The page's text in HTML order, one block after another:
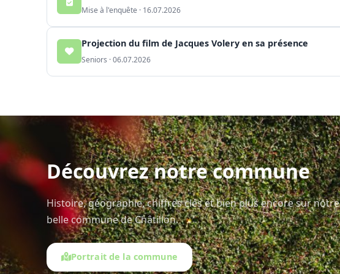
Mise à l'enquête · 16.07.2026
Projection du film de Jacques Volery en sa présence
Seniors · 06.07.2026
Découvrez notre commune
Histoire, géographie, chiffres clés et bien plus encore sur notre
belle commune de Châtillon.
Portrait de la commune